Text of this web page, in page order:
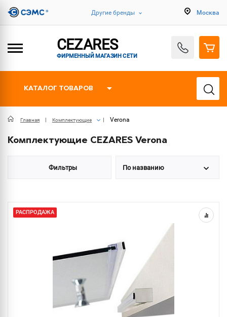
Другие бренды Москва
CEZARES
ФИРМЕННЫЙ МАГАЗИН СЕТИ
КАТАЛОГ ТОВАРОВ
Главная Комплектующие Verona
Комплектующие CEZARES Verona
Фильтры По названию
РАСПРОДАЖА